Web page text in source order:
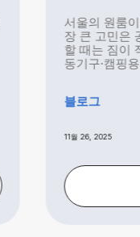
서울의 원룸
장 큰 고민은
할 때는 짐이
동기구·캠핑
블로그
11월 26, 2025